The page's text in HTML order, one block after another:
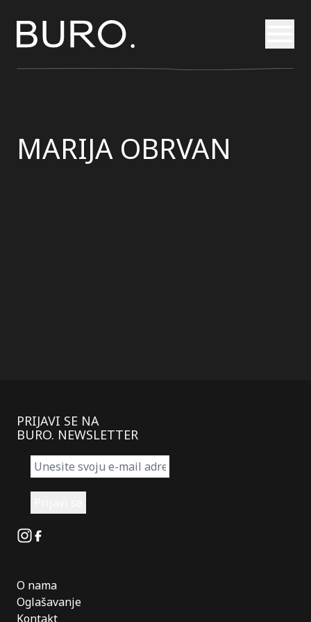
MARIJA OBRVAN
PRIJAVI SE NA
BURO. NEWSLETTER
Instagram
Facebook
O nama
Oglašavanje
Kontakt